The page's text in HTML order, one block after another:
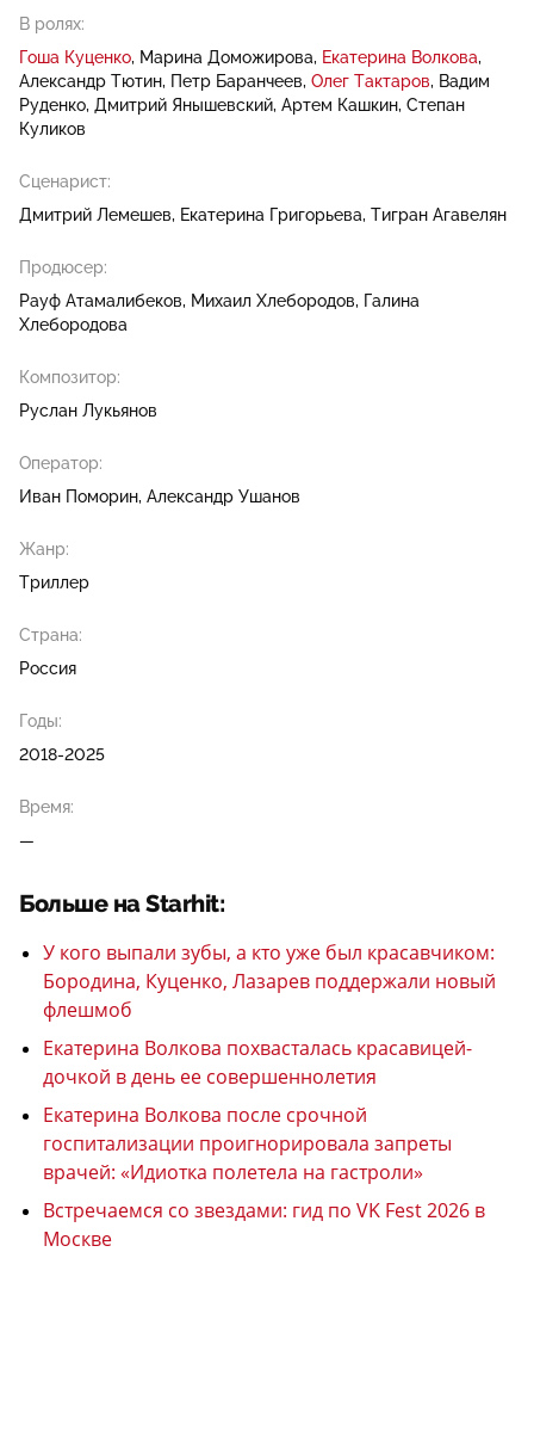
В ролях:
Гоша Куценко Марина Доможирова Екатерина Волкова
Александр Тютин Петр Баранчеев Олег Тактаров
Вадим
Руденко Дмитрий Янышевский Артем Кашкин Степан
Куликов
Сценарист:
Дмитрий Лемешев
Екатерина Григорьева Тигран Агавелян
Продюсер:
Рауф Атамалибеков
Михаил Хлебородов
Галина
Хлебородова
Композитор:
Руслан Лукьянов
Оператор:
Иван Поморин Александр Ушанов
Жанр:
Триллер
Страна:
Россия
Годы:
2018-2025
Время:
—
Больше на Starhit:
У кого выпали зубы, а кто уже был красавчиком:
Бородина, Куценко, Лазарев поддержали новый
флешмоб
Екатерина Волкова похвасталась красавицей-
дочкой в день ее совершеннолетия
Екатерина Волкова после срочной
госпитализации проигнорировала запреты
врачей: «Идиотка полетела на гастроли»
Встречаемся со звездами: гид по VK Fest 2026 в
Москве